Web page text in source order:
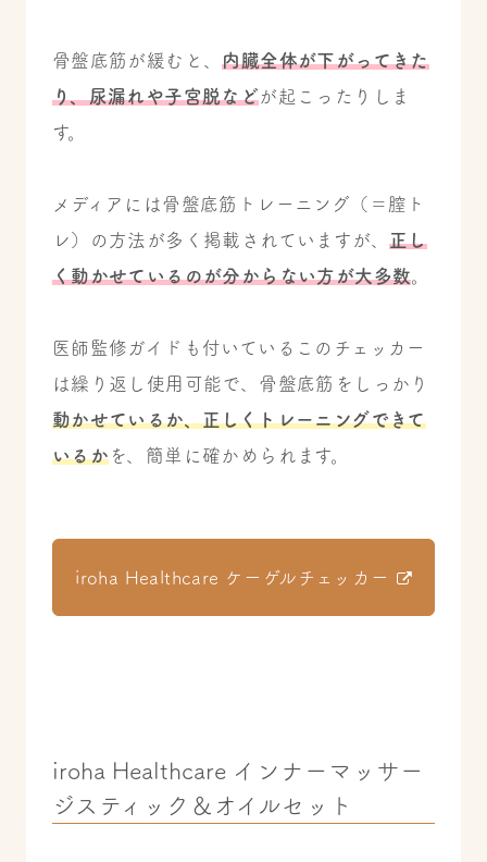
骨盤底筋が緩むと、内臓全体が下がってきた
り、尿漏れや子宮脱などが起こったりしま
す。
メディアには骨盤底筋トレーニング（＝膣ト
レ）の方法が多く掲載されていますが、 正し
く動かせているのが分からない方が大多数。
医師監修ガイドも付いているこのチェッカー
は繰り返し使用可能で、骨盤底筋をしっかり
動かせているか、正しくトレーニングできて
いるかを、簡単に確かめられます。
iroha Healthcare ケーゲルチェッカー
iroha Healthcare インナーマッサー
ジスティック＆オイルセット